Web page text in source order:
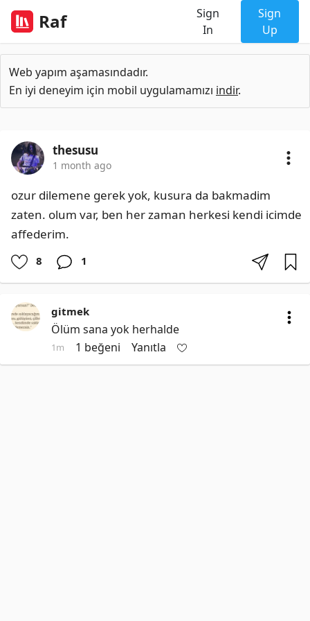
Raf
Sign
In
Sign
Up
Web yapım aşamasındadır.
En iyi deneyim için mobil uygulamamızı indir.
thesusu
1 month ago
ozur dilemene gerek yok, kusura da bakmadim
zaten. olum var, ben her zaman herkesi kendi icimde
affederim.
8 1
gitmek
Ölüm sana yok herhalde
1m 1 beğeni Yanıtla